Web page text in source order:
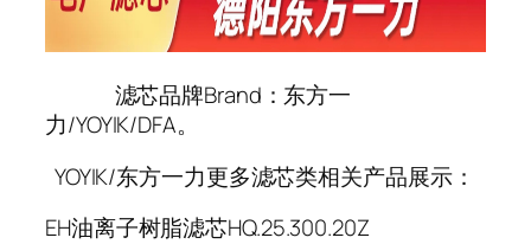
滤芯品牌Brand：东方一
力/YOYIK/DFA。
YOYIK/东方一力更多滤芯类相关产品展示：
EH油离子树脂滤芯HQ.25.300.20Z